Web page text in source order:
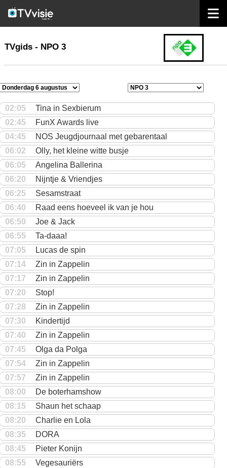
TVgids
TVgids - NPO 3
02:05
Tina in Sexbierum
02:45
FunX Awards live
04:45
NOS Jeugdjournaal met gebarentaal
06:02
Olly, het kleine witte busje
06:05
Angelina Ballerina
06:20
Nijntje & Vriendjes
06:25
Sesamstraat
06:40
Raad eens hoeveel ik van je hou
06:50
Joe & Jack
06:55
Ta-daaa!
07:05
Lucas de spin
07:14
Zin in Zappelin
07:17
Zin in Zappelin
07:20
Stop!
07:28
Zin in Zappelin
07:30
Kindertijd
07:40
Zin in Zappelin
07:45
Olga da Polga
07:54
Zin in Zappelin
07:57
Zin in Zappelin
08:00
De boterhamshow
08:15
Shaun het schaap
08:20
Charlie en Lola
08:35
DORA
08:45
Pieter Konijn
08:55
Vegesauriërs